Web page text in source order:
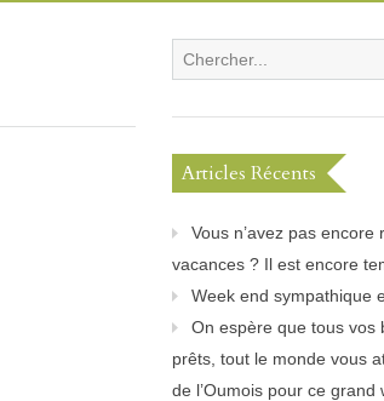
Articles Récents
Vous n’avez pas encore
vacances ? Il est encore
Week end sympathique
On espère que tous vos
prêts, tout le monde vous
de l’Oumois pour ce grand